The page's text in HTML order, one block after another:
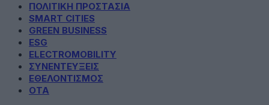
ΠΟΛΙΤΙΚΗ ΠΡΟΣΤΑΣΙΑ
SMART CITIES
GREEN BUSINESS
ESG
ELECTROMOBILITY
ΣΥΝΕΝΤΕΥΞΕΙΣ
ΕΘΕΛΟΝΤΙΣΜΟΣ
ΟΤΑ